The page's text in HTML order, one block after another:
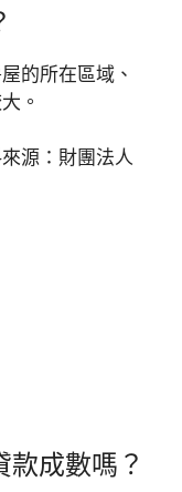
的所在區域、
。
來源：財團法人
成數嗎？